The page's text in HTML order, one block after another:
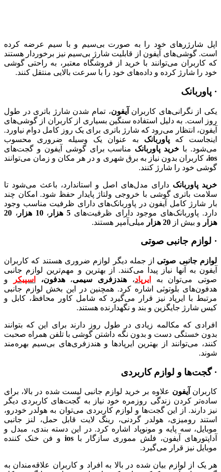
اپل شارژرهای خود را به صورت بی‌سیم و با سیم عرضه کرده
است. گوشی‌های آیفون از قابلیت شارژ بی‌سیم نیز برخوردار هستند
که کاربران می‌توانند با خرید از فروشگاه معتبر، به راحتی گوشی
خود را شارژ کرده و داده‌های خود را با سرعت بالایی منتقل کنند.
· پاوربانک
یکی از نگرانی‌های کاربران آیفون، تمام شدن شارژ باتری در طول
روز است. به دلیل استفاده سنگین بسیاری از کاربران از گوشی‌های
آیفون، انتظار می‌رود که شارژ باتری برای یک روز کامل دوام نیاورد.
اینجاست که پاوربانک به عنوان یک وسیله ضروری محسوب
می‌شود. با خرید پاوربانک مناسب برای گوشی آیفون و گجت‌های
ios، کاربران بدون نیاز به برق شهری و در هر مکان و زمان می‌توانند
گوشی خود را شارژ کنند.
خرید پاوربانک دارای مدل‌های اصل و استاندارد، باعث می‌شود تا
سلامت باتری گوشی با خروجی ولتاژ پایدار حفظ شود. امکان چند
بار شارژ کامل آیفون در پاوربانک‌های دارای ظرفیت مناسب وجود
دارد. پاوربانک‌های موجود دارای ظرفیت‌های 5 هزار ،10 هزار ، 20
هزار و بیش از 20 هزار میلی‌آمپر هستند.
· لوازم جانبی صوتی
لوازم جانبی صوتی از جمله دیگر لوازم ضروری هستند که کاربران
آیفون به آنها نیاز پیدا می‌کنند. از بهترین و مهم‌ترین لوازم جانبی
صوتی می‌توان به
ایرپاد، هندزفری سیمی،هدفون، اسپیکر
و
هدفون‌های بلوتوثی اشاره کرد. همچنین در این بخش لوازم جانبی
مرتبط با ایرپاد نیز قرار می‌گیرد که شامل کاور محافظ، کابل و
کیس شارژ جایگزین و بند و نگهدارنده هستند.
افرادی که مکالمه زیادی در طول روز دارند برای این که بتوانند
بدون خستگی دست و بدون نگه داشتن گوشی با تلفن همراه صحبت
کنند، می‌توانند از بهترین ایرپادها و هندزفری‌های بی‌سیم بهره‌مند
شوند.
· گجت‌ها و لوازم کاربردی
کاربران آیفون علاوه بر خرید لوازم جانبی لیست شده در بالا، برای
ساده‌تر کردن زندگی روزمره خود نیاز به گجت‌های کاربردی دیگر
نیز دارند. از این گجت‌ها و لوازم کاربردی می‌توان به هولدر خودرو،
استند رومیزی، هولدر گردنی، رینگ لایت قابل حمل، لنز جانبی
موبایل، سه پایه و مونوپاد اشاره کرد. در این دسته بندی، مبدل و
آداپتورهای آیفون، فلش مموری سازگار با ios و فن خنک کننده
موبایل نیز قرار می‌گیرد.
هر یک از لوازم بیان شده در بالا به افراد و کاربران علاقه‌مندان به